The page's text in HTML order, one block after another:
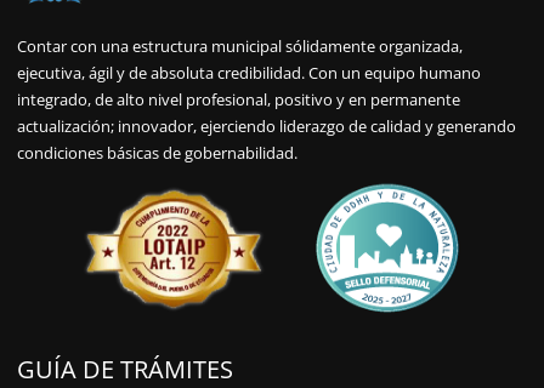
Contar con una estructura municipal sólidamente organizada,
ejecutiva, ágil y de absoluta credibilidad. Con un equipo humano
integrado, de alto nivel profesional, positivo y en permanente
actualización; innovador, ejerciendo liderazgo de calidad y generando
condiciones básicas de gobernabilidad.
GUÍA DE TRÁMITES